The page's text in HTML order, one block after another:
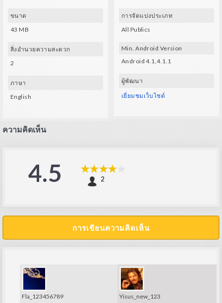
ขนาด
43 MB
สิ่งอำนวยความสะดวก
2
ภาษา
English
การจัดแบ่งประเภท
All Publics
Min. Android Version
Android 4.1,4.1.1
ผู้พัฒนา
เยี่ยมชมเว็บไซต์
ความคิดเห็น
4.5 2
การเขียนความคิดเห็น
Fla_123456789 Yisus_new_123